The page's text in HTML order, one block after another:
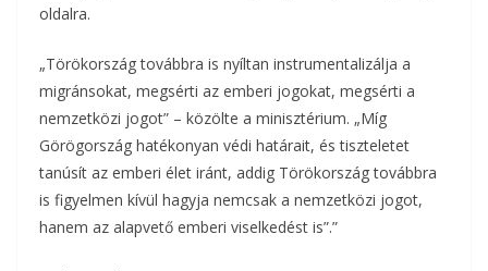
oldalra.
„Törökország továbbra is nyíltan instrumentalizálja a
migránsokat, megsérti az emberi jogokat, megsérti a
nemzetközi jogot” – közölte a minisztérium. „Míg
Görögország hatékonyan védi határait, és tiszteletet
tanúsít az emberi élet iránt, addig Törökország továbbra
is figyelmen kívül hagyja nemcsak a nemzetközi jogot,
hanem az alapvető emberi viselkedést is”.”